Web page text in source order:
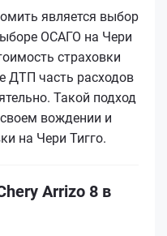
является выбор
ОСАГО на Чери
страховки
ДТП часть расходов
Такой подход
вождении и
на Чери Тигго.
Arrizo 8 в